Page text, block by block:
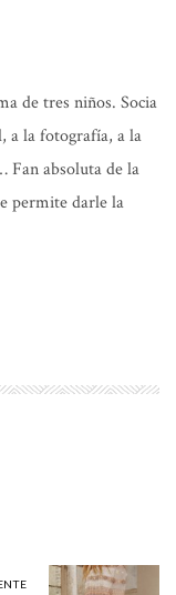
de tres niños. Socia
a la fotografía, a la
Fan absoluta de la
permite darle la